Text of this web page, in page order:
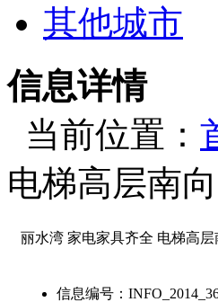
其他城市
信息详情
当前位置：
电梯高层南
丽水湾 家电家具齐全 电梯高
信息编号：